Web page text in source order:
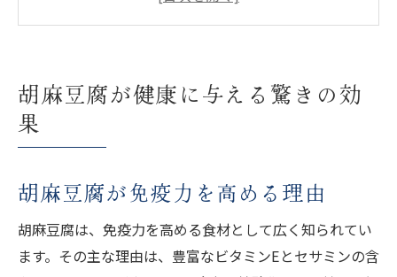
胡麻豆腐の栄養価が私たちの健康を支える理由
胡麻豆腐に含まれる必須アミノ酸の役割
胡麻豆腐の栄養が骨の健康を守る仕組み
胡麻豆腐の栄養が心臓をサポートする方法
胡麻豆腐が健康に与える驚きの効
果
胡麻豆腐が免疫力を高める理由
胡麻豆腐は、免疫力を高める食材として広く知られてい
ます。その主な理由は、豊富なビタミンEとセサミンの含